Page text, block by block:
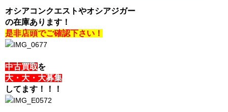
オシアコンクエストやオシアジガー
の在庫あります！
是非店頭でご確認下さい！
中古買取を
大・大・大募集
してます！！！